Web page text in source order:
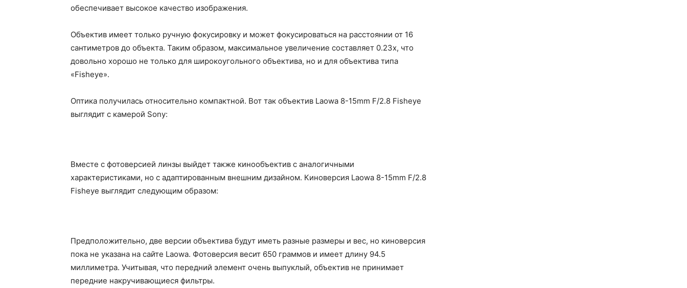
обеспечивает высокое качество изображения.
Объектив имеет только ручную фокусировку и может фокусироваться на расстоянии от 16
сантиметров до объекта. Таким образом, максимальное увеличение составляет 0.23x, что
довольно хорошо не только для широкоугольного объектива, но и для объектива типа
«Fisheye».
Оптика получилась относительно компактной. Вот так объектив Laowa 8-15mm F/2.8 Fisheye
выглядит с камерой Sony:
Вместе с фотоверсией линзы выйдет также кинообъектив с аналогичными
характеристиками, но с адаптированным внешним дизайном. Киноверсия Laowa 8-15mm F/2.8
Fisheye выглядит следующим образом:
Предположительно, две версии объектива будут иметь разные размеры и вес, но киноверсия
пока не указана на сайте Laowa. Фотоверсия весит 650 граммов и имеет длину 94.5
миллиметра. Учитывая, что передний элемент очень выпуклый, объектив не принимает
передние накручивающиеся фильтры.